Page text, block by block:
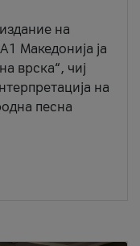
на
Македонија ја
врска“, чиј
на
песна